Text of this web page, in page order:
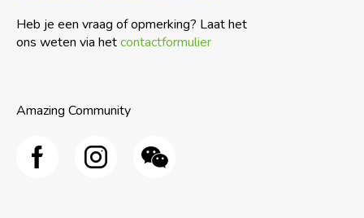
Heb je een vraag of opmerking? Laat het
ons weten via hetcontactformulier
Amazing Community